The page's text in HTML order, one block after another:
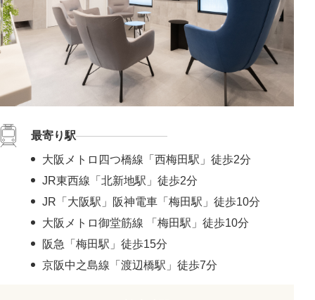
最寄り駅
大阪メトロ四つ橋線「西梅田駅」徒歩2分
JR東西線「北新地駅」徒歩2分
JR「大阪駅」阪神電車「梅田駅」徒歩10分
大阪メトロ御堂筋線 「梅田駅」徒歩10分
阪急「梅田駅」徒歩15分
京阪中之島線「渡辺橋駅」徒歩7分